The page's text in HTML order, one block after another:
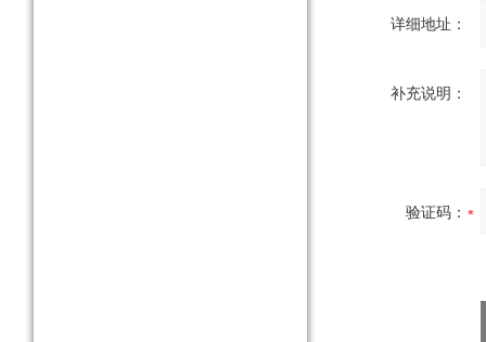
详细地址：
补充说明：
验证码：